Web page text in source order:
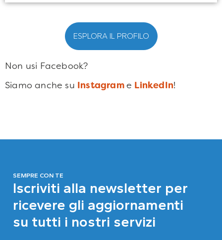
ESPLORA IL PROFILO
Non usi Facebook?
Siamo anche su Instagrame LinkedIn!
SEMPRE CON TE
Iscriviti alla newsletter per
ricevere gli aggiornamenti
su tutti i nostri servizi